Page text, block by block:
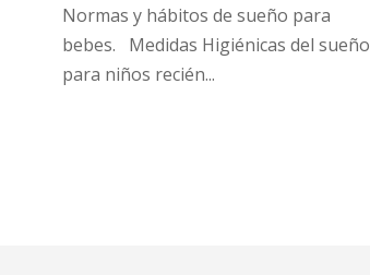
Normas y hábitos de sueño para
bebes. Medidas Higiénicas del sueño
para niños recién...